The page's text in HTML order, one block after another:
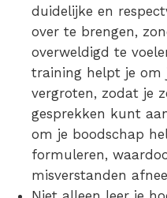
duidelijke en
over te brengen,
overweldigd te
training helpt je om
vergroten, zodat je
gesprekken kunt
om je boodschap
formuleren,
misverstanden